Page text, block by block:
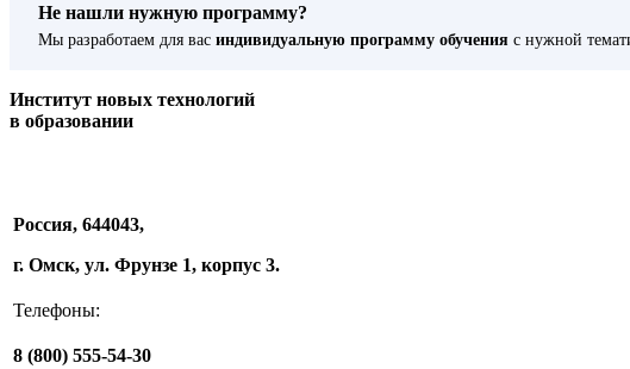
Не нашли нужную программу?
Мы разработаем для вас индивидуальную программу обучения с нужной
Институт новых технологий
в образовании
Россия, 644043,
г. Омск, ул. Фрунзе 1, корпус 3.
Телефоны:
8 (800) 555-54-30